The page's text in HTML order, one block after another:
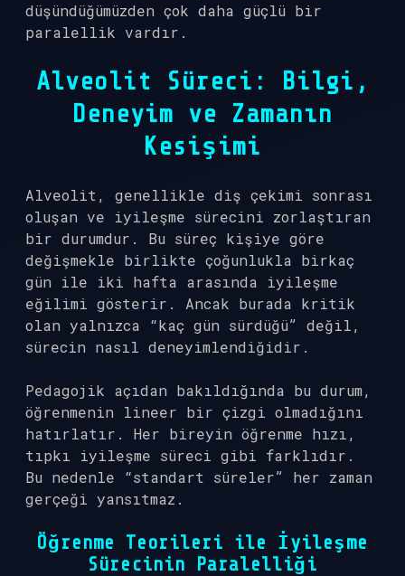
düşündüğümüzden çok daha güçlü bir
paralellik vardır.
Alveolit Süreci: Bilgi,
Deneyim ve Zamanın
Kesişimi
Alveolit, genellikle diş çekimi sonrası
oluşan ve iyileşme sürecini zorlaştıran
bir durumdur. Bu süreç kişiye göre
değişmekle birlikte çoğunlukla birkaç
gün ile iki hafta arasında iyileşme
eğilimi gösterir. Ancak burada kritik
olan yalnızca “kaç gün sürdüğü” değil,
sürecin nasıl deneyimlendiğidir.
Pedagojik açıdan bakıldığında bu durum,
öğrenmenin lineer bir çizgi olmadığını
hatırlatır. Her bireyin öğrenme hızı,
tıpkı iyileşme süreci gibi farklıdır.
Bu nedenle “standart süreler” her zaman
gerçeği yansıtmaz.
Öğrenme Teorileri ile İyileşme
Sürecinin Paralelliği